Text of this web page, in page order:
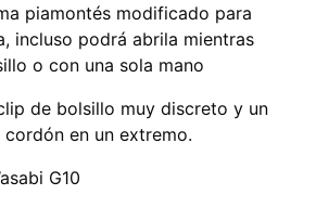
piamontés modificado para
incluso podrá abrila mientras
o con una sola mano
de bolsillo muy discreto y un
en un extremo.
G10